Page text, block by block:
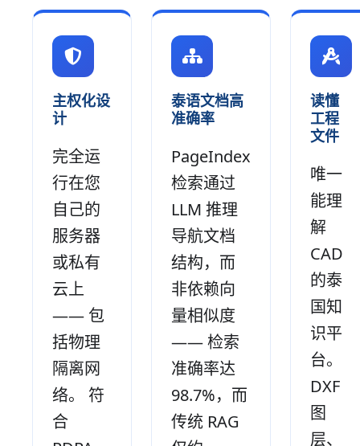
主权化设
计
完全运
行在您
自己的
服务器
或私有
云上
—— 包
括物理
隔离网
络。 符
合
泰语文档高
准确率
PageIndex
检索通过
LLM 推理
导航文档
结构，而
非依赖向
量相似度
—— 检索
准确率达
98.7%，而
传统 RAG
读懂
工程
文件
唯一
能理
解
CAD
的泰
国知
识平
台。
DXF
图
层、